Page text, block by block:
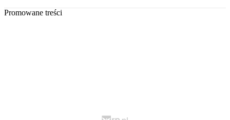
Promowane treści